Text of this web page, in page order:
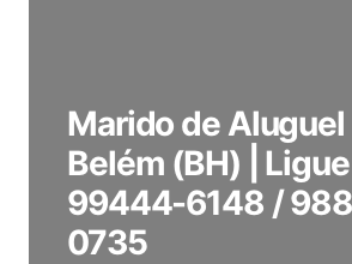
Marido de Aluguel
Belém (BH) |
99444-6148 /
0735